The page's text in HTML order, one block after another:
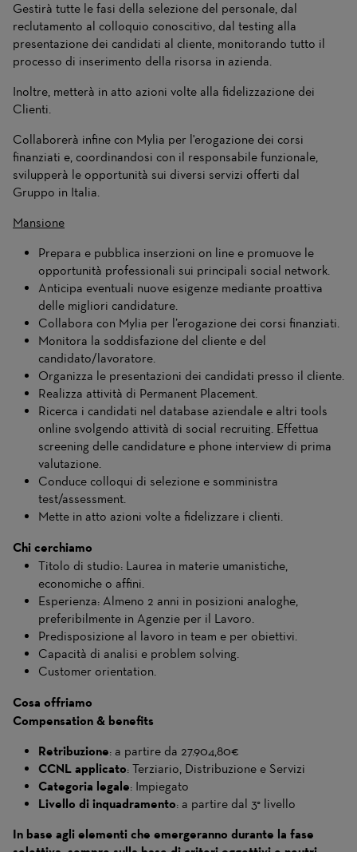
Gestirà tutte le fasi della selezione del personale, dal
reclutamento al colloquio conoscitivo, dal testing alla
presentazione dei candidati al cliente, monitorando tutto il
processo di inserimento della risorsa in azienda.
Inoltre, metterà in atto azioni volte alla fidelizzazione dei
Clienti.
Collaborerà infine con Mylia per l'erogazione dei corsi
finanziati e, coordinandosi con il responsabile funzionale,
svilupperà le opportunità sui diversi servizi offerti dal
Gruppo in Italia.
Mansione
Prepara e pubblica inserzioni on line e promuove le
opportunità professionali sui principali social network.
Anticipa eventuali nuove esigenze mediante proattiva
delle migliori candidature.
Collabora con Mylia per l’erogazione dei corsi finanziati.
Monitora la soddisfazione del cliente e del
candidato/lavoratore.
Organizza le presentazioni dei candidati presso il cliente.
Realizza attività di Permanent Placement.
Ricerca i candidati nel database aziendale e altri tools
online svolgendo attività di social recruiting. Effettua
screening delle candidature e phone interview di prima
valutazione.
Conduce colloqui di selezione e somministra
test/assessment.
Mette in atto azioni volte a fidelizzare i clienti.
Chi cerchiamo
Titolo di studio: Laurea in materie umanistiche,
economiche o affini.
Esperienza: Almeno 2 anni in posizioni analoghe,
preferibilmente in Agenzie per il Lavoro.
Predisposizione al lavoro in team e per obiettivi.
Capacità di analisi e problem solving.
Customer orientation.
Cosa offriamo
Compensation & benefits
Retribuzione: a partire da 27.904,80€
CCNL applicato: Terziario, Distribuzione e Servizi
Categoria legale: Impiegato
Livello di inquadramento: a partire dal 3° livello
In base agli elementi che emergeranno durante la fase